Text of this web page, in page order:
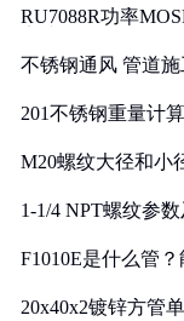
RU7088R功率
不锈钢通风 管道施
201不锈钢重量计
M20螺纹大径和小
1-1/4 NPT螺纹参
F1010E是什么管
20x40x2镀锌方管